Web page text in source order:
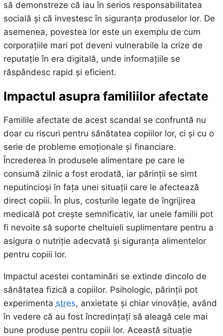
să demonstreze că iau în serios responsabilitatea
socială și că investesc în siguranța produselor lor. De
asemenea, povestea lor este un exemplu de cum
corporațiile mari pot deveni vulnerabile la crize de
reputație în era digitală, unde informațiile se
răspândesc rapid și eficient.
Impactul asupra familiilor afectate
Familile afectate de acest scandal se confruntă nu
doar cu riscuri pentru sănătatea copiilor lor, ci și cu o
serie de probleme emoționale și financiare.
Încrederea în produsele alimentare pe care le
consumă zilnic a fost erodată, iar părinții se simt
neputincioși în fața unei situații care le afectează
direct copiii. În plus, costurile legate de îngrijirea
medicală pot crește semnificativ, iar unele familii pot
fi nevoite să suporte cheltuieli suplimentare pentru a
asigura o nutriție adecvată și siguranța alimentelor
pentru copiii lor.
Impactul acestei contaminări se extinde dincolo de
sănătatea fizică a copiilor. Psihologic, părinții pot
experimenta stres, anxietate și chiar vinovăție, având
în vedere că au fost încredințați să aleagă cele mai
bune produse pentru copiii lor. Această situație